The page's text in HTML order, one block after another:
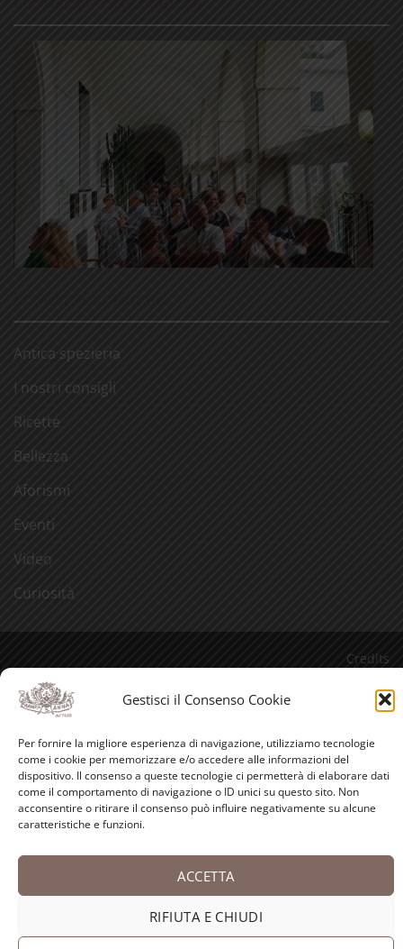
Gestisci il Consenso Cookie
Per fornire la migliore esperienza di navigazione, utilizziamo tecnologie
come i cookie per memorizzare e/o accedere alle informazioni del
dispositivo. Il consenso a queste tecnologie ci permetterà di elaborare dati
come il comportamento di navigazione o ID unici su questo sito. Non
acconsentire o ritirare il consenso può influire negativamente su alcune
caratteristiche e funzioni.
ACCETTA
RIFIUTA E CHIUDI
Antica spezieria
I nostri consigli
Ricette
Bellezza
Aforismi
Eventi
Video
Curiosità
Credits
PayPal Visa MasterCardAmerican
Copyright 2026 ©
Antica Farmacia-Erboristeria Sant'Anna
dei Frati Carmelitani Scalzi